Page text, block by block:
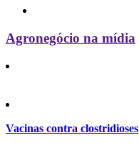
Agronegócio na mídia
Vacinas contra clostridioses